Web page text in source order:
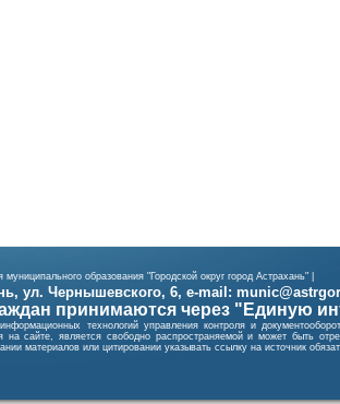
образования "Городской округ город Астрахань" |
ул. Чернышевского, 6, e-mail:
принимаются через "Единую
технологий управления контроля и
сайте, является свободно распространяемой и может быть
материалов или цитировании указывать ссылку на источник